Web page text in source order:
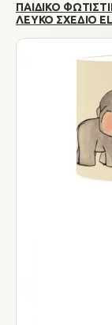
ΠΑΙΔΙΚΟ
ΛΕΥΚΟ ΣΧΕΔΙΟ